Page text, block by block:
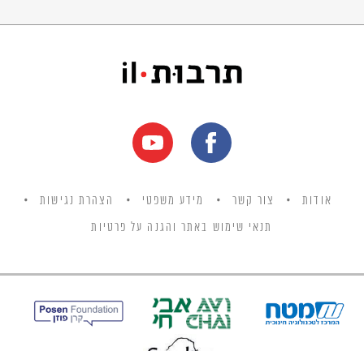
אודות צור קשר מידע משפטי הצהרת נגישות
תנאי שימוש באתר והגנה על פרטיות